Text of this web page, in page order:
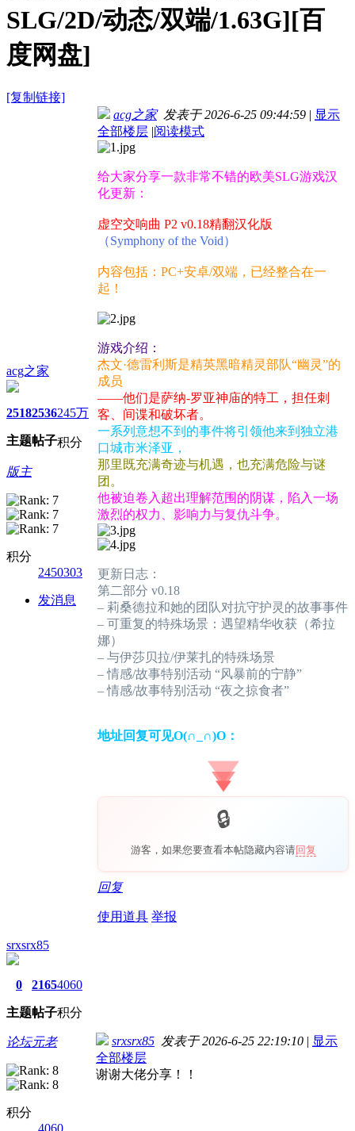
SLG/2D/动态/双端/1.63G][百
度网盘]
[复制链接]
acg之家
2518
主题
2536
帖子
245万
积分
版主
积分
2450303
发消息
acg之家发表于 2026-6-25 09:44:59 | 显示
全部楼层 |阅读模式
给大家分享一款非常不错的欧美SLG游戏汉
化更新：
虚空交响曲 P2 v0.18精翻汉化版
（Symphony of the Void）
内容包括：PC+安卓/双端，已经整合在一
起！
游戏介绍：
杰文·德雷利斯是精英黑暗精灵部队“幽灵”的
成员
——他们是萨纳-罗亚神庙的特工，担任刺
客、间谍和破坏者。
一系列意想不到的事件将引领他来到独立港
口城市米泽亚，
那里既充满奇迹与机遇，也充满危险与谜
团。
他被迫卷入超出理解范围的阴谋，陷入一场
激烈的权力、影响力与复仇斗争。
更新日志：
第二部分 v0.18
– 莉桑德拉和她的团队对抗守护灵的故事事件
– 可重复的特殊场景：遇望精华收获（希拉
娜）
– 与伊莎贝拉/伊莱扎的特殊场景
– 情感/故事特别活动 “风暴前的宁静”
– 情感/故事特别活动 “夜之掠食者”
地址回复可见O(∩_∩)O：
游客，如果您要查看本帖隐藏内容请回复
回复
使用道具 举报
srxsrx85
0
主题
2165
帖子
4060
积分
论坛元老
积分
srxsrx85 发表于 2026-6-25 22:19:10 | 显示
全部楼层
谢谢大佬分享！！